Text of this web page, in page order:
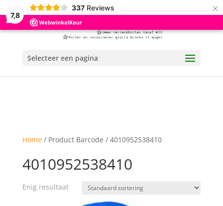
7,8
337 Reviews ×
Selecteer een pagina
Home/ Product Barcode / 4010952538410
4010952538410
Enig resultaat